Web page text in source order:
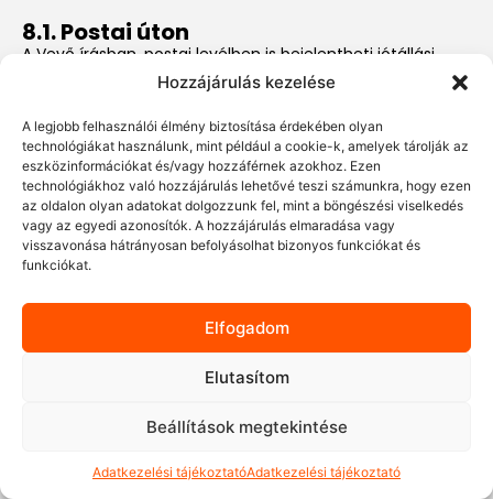
Hozzájárulás kezelése
A legjobb felhasználói élmény biztosítása érdekében olyan
technológiákat használunk, mint például a cookie-k, amelyek tárolják az
eszközinformációkat és/vagy hozzáférnek azokhoz. Ezen
technológiákhoz való hozzájárulás lehetővé teszi számunkra, hogy ezen
az oldalon olyan adatokat dolgozzunk fel, mint a böngészési viselkedés
vagy az egyedi azonosítók. A hozzájárulás elmaradása vagy
visszavonása hátrányosan befolyásolhat bizonyos funkciókat és
funkciókat.
Elfogadom
Elutasítom
Beállítások megtekintése
Adatkezelési tájékoztatóAdatkezelési tájékoztató
8.1. Postai úton
A Vevő írásban, postai levélben is bejelentheti jótállási
vagy szavatossági igényét az alábbi címre:
1173 Budapest, Csomafalva utca 2. A/35.
A levélnek tartalmaznia kell az alábbi információkat:
a Vásárló neve és elérhetőségei (lakcím, e-mail,
telefonszám),
a termék megnevezése és vételára,
a vásárlás időpontja és a vásárlást igazoló bizonylat
(számla, blokk) másolata,
a Vásárló által érvényesíteni kívánt igény (pl.
kijavítás, csere, árleszállítás, elállás),
a kifogás rendezésének javasolt módja.
A jótállási jegy és a számla másolatát kérjük
8.2. Elektronikus úton (e-mailben)
A Vásárló a jótállási vagy szavatossági igényt e-mailben is